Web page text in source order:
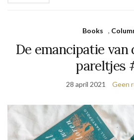
Books ,
De emancipatie van
pareltjes
28 april 2021 Geen